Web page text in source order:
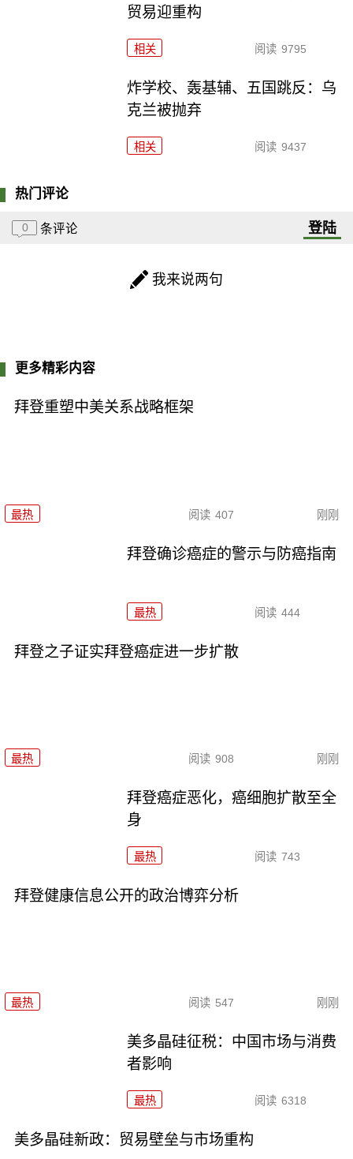
贸易迎重构
相关 阅读 9795
炸学校、轰基辅、五国跳反：乌
克兰被抛弃
相关 阅读 9437
热门评论
0 条评论 登陆
我来说两句
更多精彩内容
拜登重塑中美关系战略框架
最热 阅读 407 刚刚
拜登确诊癌症的警示与防癌指南
最热 阅读 444
拜登之子证实拜登癌症进一步扩散
最热 阅读 908 刚刚
拜登癌症恶化，癌细胞扩散至全
身
最热 阅读 743
拜登健康信息公开的政治博弈分析
最热 阅读 547 刚刚
美多晶硅征税：中国市场与消费
者影响
最热 阅读 6318
美多晶硅新政：贸易壁垒与市场重构